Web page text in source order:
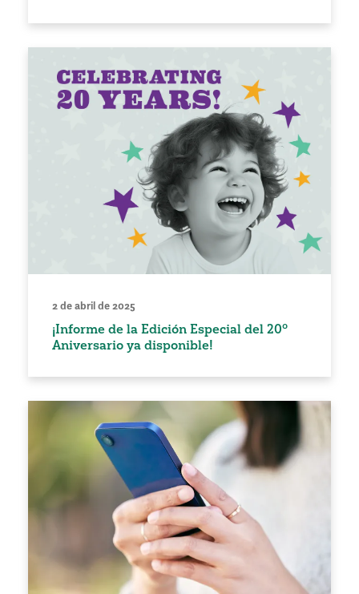
2 de abril de 2025
¡Informe de la Edición Especial del 20º
Aniversario ya disponible!